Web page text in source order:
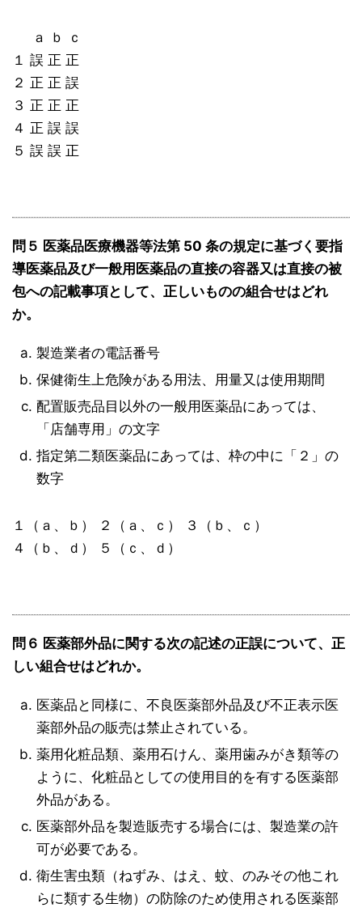
ａ ｂ ｃ
１ 誤 正 正
２ 正 正 誤
３ 正 正 正
４ 正 誤 誤
５ 誤 誤 正
問５ 医薬品医療機器等法第 50 条の規定に基づく要指
導医薬品及び一般用医薬品の直接の容器又は直接の被
包への記載事項として、正しいものの組合せはどれ
か。
製造業者の電話番号
保健衛生上危険がある用法、用量又は使用期間
配置販売品目以外の一般用医薬品にあっては、
「店舗専用」の文字
指定第二類医薬品にあっては、枠の中に「２」の
数字
１（ａ、ｂ） ２（ａ、ｃ） ３（ｂ、ｃ）
４（ｂ、ｄ） ５（ｃ、ｄ）
問６ 医薬部外品に関する次の記述の正誤について、正
しい組合せはどれか。
医薬品と同様に、不良医薬部外品及び不正表示医
薬部外品の販売は禁止されている。
薬用化粧品類、薬用石けん、薬用歯みがき類等の
ように、化粧品としての使用目的を有する医薬部
外品がある。
医薬部外品を製造販売する場合には、製造業の許
可が必要である。
衛生害虫類（ねずみ、はえ、蚊、のみその他これ
らに類する生物）の防除のため使用される医薬部